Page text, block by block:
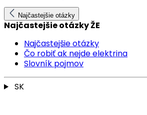
Najčastejšie otázky
Najčastejšie otázky ŽE
Najčastejšie otázky
Čo robiť ak nejde elektrina
Slovník pojmov
SK